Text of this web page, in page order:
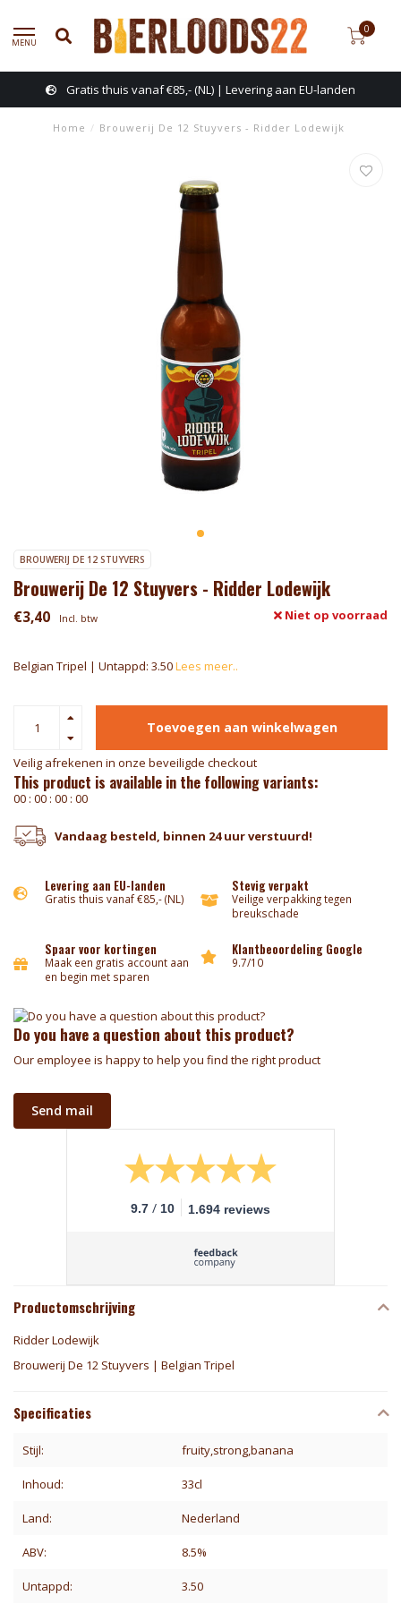
MENU
0
Gratis thuis vanaf €85,- (NL) | Levering aan EU-landen
Home / Brouwerij De 12 Stuyvers - Ridder Lodewijk
BROUWERIJ DE 12 STUYVERS
Brouwerij De 12 Stuyvers - Ridder Lodewijk
€3,40 Incl. btw Niet op voorraad
Belgian Tripel | Untappd: 3.50Lees meer..
Toevoegen aan winkelwagen
Veilig afrekenen in onze beveiligde checkout
This product is available in the following variants:
00 : 00 : 00 : 00
Vandaag besteld, binnen 24 uur verstuurd!
Levering aan EU-landen
Gratis thuis vanaf €85,- (NL)
Stevig verpakt
Veilige verpakking tegen
breukschade
Spaar voor kortingen
Maak een gratis account aan
en begin met sparen
Klantbeoordeling Google
9.7/10
Do you have a question about this product?
Our employee is happy to help you find the right product
Send mail
9.7 / 10 1.694 reviews
Productomschrijving
Ridder Lodewijk
Brouwerij De 12 Stuyvers | Belgian Tripel
Specificaties
Stijl: fruity,strong,banana
Inhoud: 33cl
Land: Nederland
ABV: 8.5%
Untappd: 3.50